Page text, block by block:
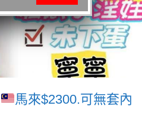
馬來$2300.可無套內